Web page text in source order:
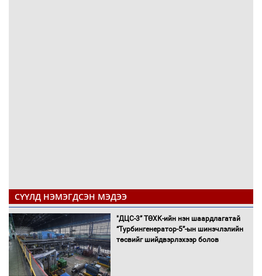
СҮҮЛД НЭМЭГДСЭН МЭДЭЭ
"ДЦС-3” ТӨХК-ийн нэн шаардлагатай
“Турбингенератор-5”-ын шинэчлэлийн
төсвийг шийдвэрлэхээр болов